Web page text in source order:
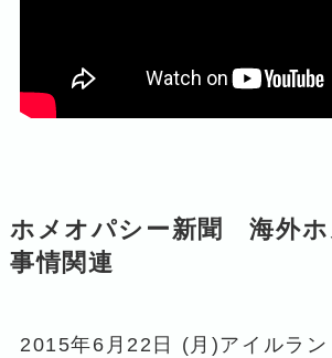
ホメオパシー新聞 海外ホ
事情関連
2015年6月22日 (月)アイルラン